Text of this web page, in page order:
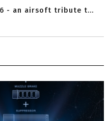
- an airsoft tribute t...